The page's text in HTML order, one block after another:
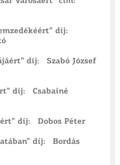
díj:
díj: Szabó József
díj: Csabainé
díj: Dobos Péter
díj: Bordás